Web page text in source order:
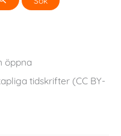
öppna
tidskrifter (CC BY-